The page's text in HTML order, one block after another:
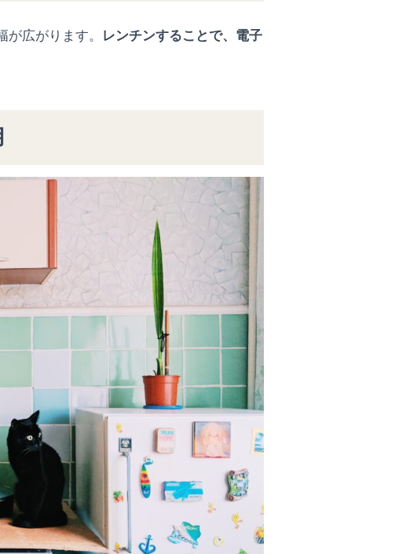
広がります。
レンチンすることで、電子